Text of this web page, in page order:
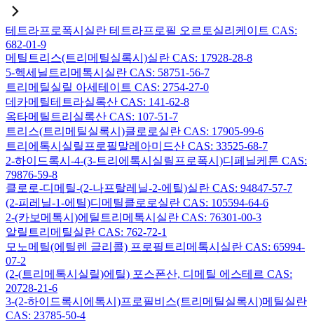
테트라프로폭시실란 테트라프로필 오르토실리케이트 CAS:
682-01-9
메틸트리스(트리메틸실록시)실란 CAS: 17928-28-8
5-헥세닐트리메톡시실란 CAS: 58751-56-7
트리메틸실릴 아세테이트 CAS: 2754-27-0
데카메틸테트라실록산 CAS: 141-62-8
옥타메틸트리실록산 CAS: 107-51-7
트리스(트리메틸실록시)클로로실란 CAS: 17905-99-6
트리에톡시실릴프로필말레아미드산 CAS: 33525-68-7
2-하이드록시-4-(3-트리에톡시실릴프로폭시)디페닐케톤 CAS:
79876-59-8
클로로-디메틸-(2-나프탈레닐-2-에틸)실란 CAS: 94847-57-7
(2-피레닐-1-에틸)디메틸클로로실란 CAS: 105594-64-6
2-(카보메톡시)에틸트리메톡시실란 CAS: 76301-00-3
알릴트리메틸실란 CAS: 762-72-1
모노메틸(에틸렌 글리콜) 프로필트리메톡시실란 CAS: 65994-
07-2
(2-(트리메톡시실릴)에틸) 포스폰산, 디메틸 에스테르 CAS:
20728-21-6
3-(2-하이드록시에톡시)프로필비스(트리메틸실록시)메틸실란
CAS: 23785-50-4